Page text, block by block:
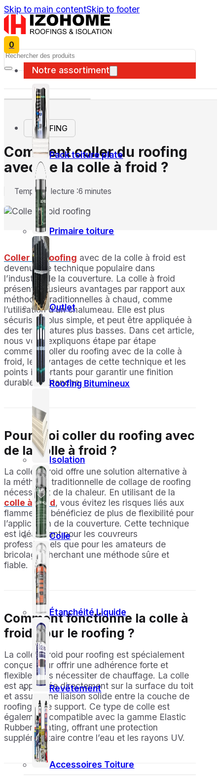
Skip to main contentSkip to footer
0
Notre assortiment
Pack toiture plate
Primaire toiture
Outlet
Roofing Bitumineux
Isolation
Colle
Étanchéité Liquide
Revêtement
Accessoires Toiture
Search
ROOFING
Comment coller du roofing
avec de la colle à froid ?
Temps de lecture :6 minutes
Coller du roofing avec de la colle à froid est
devenu une technique populaire dans
l’industrie de la couverture. La colle à froid
présente plusieurs avantages par rapport aux
méthodes traditionnelles à chaud, comme
l’utilisation d’un chalumeau. Elle est plus
sécurisée, plus simple, et peut être appliquée à
des températures plus basses. Dans cet article,
nous vous expliquons étape par étape
comment coller du roofing avec de la colle à
froid, les avantages de cette technique et les
points importants pour garantir une finition
durable et étanche.
Pourquoi coller du roofing avec
de la colle à froid ?
La colle à froid offre une solution alternative à
la méthode traditionnelle de collage de roofing
nécessitant de la chaleur. En utilisant de la
colle à froid, vous évitez les risques liés aux
flammes et bénéficiez de plus de flexibilité pour
l’application de la couverture. Cette technique
est idéale tant pour les couvreurs
professionnels que pour les amateurs de
bricolage cherchant une méthode sûre et
fiable.
Comment fonctionne la colle à
froid pour le roofing ?
La colle à froid pour roofing est spécialement
conçue pour offrir une adhérence forte et
flexible sans nécessiter de chauffage. La colle
est appliquée directement sur la surface du toit
et assure une liaison solide entre la couche de
roofing et le support. Ce type de colle est
également compatible avec la gamme Elastic
Rubber Coating, offrant une protection
supplémentaire contre l’eau et les rayons UV.